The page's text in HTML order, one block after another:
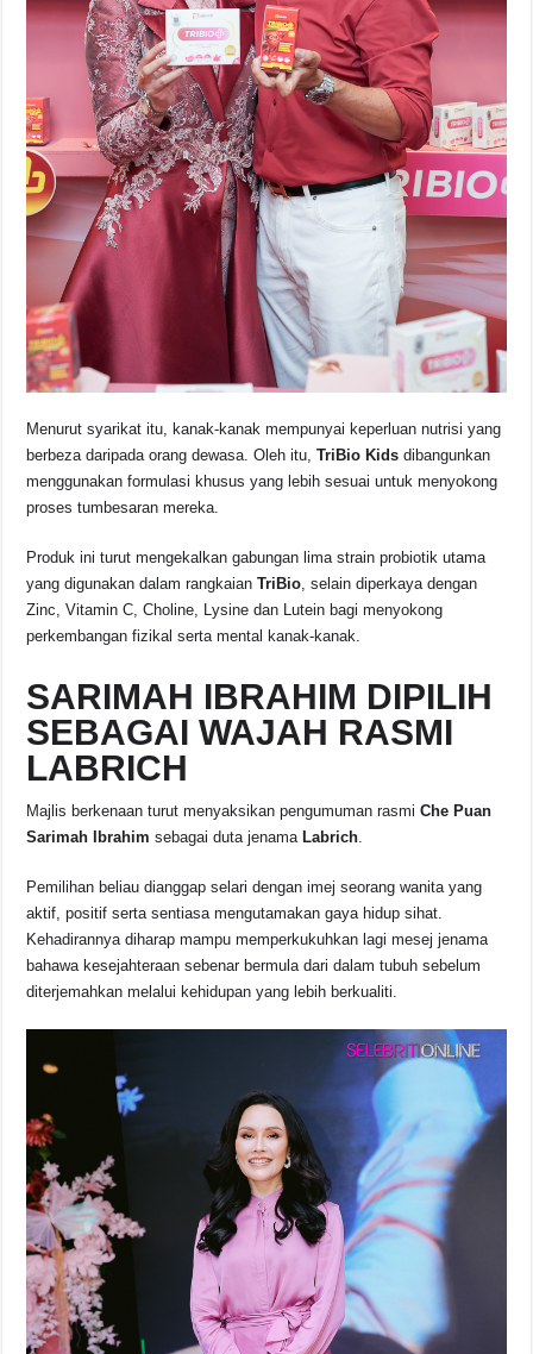
Menurut syarikat itu, kanak-kanak mempunyai keperluan nutrisi yang
berbeza daripada orang dewasa. Oleh itu,TriBio Kids dibangunkan
menggunakan formulasi khusus yang lebih sesuai untuk menyokong
proses tumbesaran mereka.
Produk ini turut mengekalkan gabungan lima strain probiotik utama
yang digunakan dalam rangkaianTriBio, selain diperkaya dengan
Zinc, Vitamin C, Choline, Lysine dan Lutein bagi menyokong
perkembangan fizikal serta mental kanak-kanak.
SARIMAH IBRAHIM DIPILIH
SEBAGAI WAJAH RASMI
LABRICH
Majlis berkenaan turut menyaksikan pengumuman rasmiChe Puan
Sarimah Ibrahim sebagai duta jenama Labrich.
Pemilihan beliau dianggap selari dengan imej seorang wanita yang
aktif, positif serta sentiasa mengutamakan gaya hidup sihat.
Kehadirannya diharap mampu memperkukuhkan lagi mesej jenama
bahawa kesejahteraan sebenar bermula dari dalam tubuh sebelum
diterjemahkan melalui kehidupan yang lebih berkualiti.